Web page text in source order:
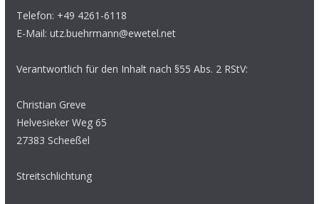
Telefon: +49 4261-6118
E-Mail: utz.buehrmann@ewetel.net
Verantwortlich für den Inhalt nach §55 Abs. 2 RStV:
Christian Greve
Helvesieker Weg 65
27383 Scheeßel
Streitschlichtung